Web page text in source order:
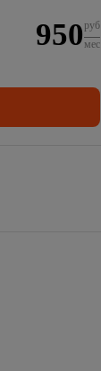
950 руб
мес